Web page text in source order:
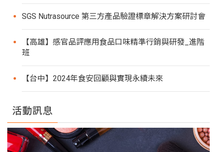
SGS Nutrasource 第三方產品驗證標章解決方案研討會
【高雄】感官品評應用食品口味精準行銷與研發_進階
班
【台中】2024年食安回顧與實現永續未來
活動訊息